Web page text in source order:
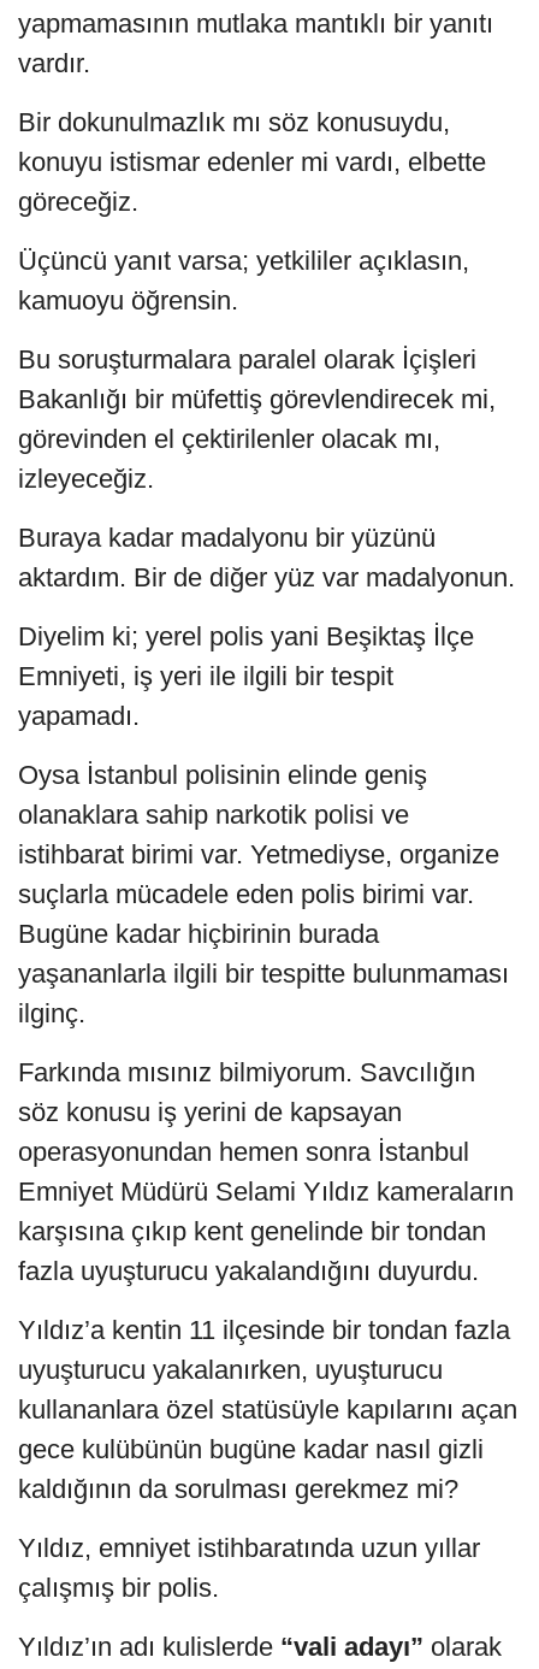
yapmamasının mutlaka mantıklı bir yanıtı
vardır.
Bir dokunulmazlık mı söz konusuydu,
konuyu istismar edenler mi vardı, elbette
göreceğiz.
Üçüncü yanıt varsa; yetkililer açıklasın,
kamuoyu öğrensin.
Bu soruşturmalara paralel olarak İçişleri
Bakanlığı bir müfettiş görevlendirecek mi,
görevinden el çektirilenler olacak mı,
izleyeceğiz.
Buraya kadar madalyonu bir yüzünü
aktardım. Bir de diğer yüz var madalyonun.
Diyelim ki; yerel polis yani Beşiktaş İlçe
Emniyeti, iş yeri ile ilgili bir tespit
yapamadı.
Oysa İstanbul polisinin elinde geniş
olanaklara sahip narkotik polisi ve
istihbarat birimi var. Yetmediyse, organize
suçlarla mücadele eden polis birimi var.
Bugüne kadar hiçbirinin burada
yaşananlarla ilgili bir tespitte bulunmaması
ilginç.
Farkında mısınız bilmiyorum. Savcılığın
söz konusu iş yerini de kapsayan
operasyonundan hemen sonra İstanbul
Emniyet Müdürü Selami Yıldız kameraların
karşısına çıkıp kent genelinde bir tondan
fazla uyuşturucu yakalandığını duyurdu.
Yıldız’a kentin 11 ilçesinde bir tondan fazla
uyuşturucu yakalanırken, uyuşturucu
kullananlara özel statüsüyle kapılarını açan
gece kulübünün bugüne kadar nasıl gizli
kaldığının da sorulması gerekmez mi?
Yıldız, emniyet istihbaratında uzun yıllar
çalışmış bir polis.
Yıldız’ın adı kulislerde “vali adayı” olarak